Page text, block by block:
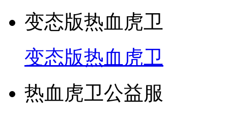
变态版热血虎卫
变态版热血虎卫
热血虎卫公益服